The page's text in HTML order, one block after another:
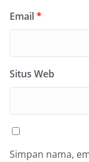
Email*
Situs Web
Simpan nama,